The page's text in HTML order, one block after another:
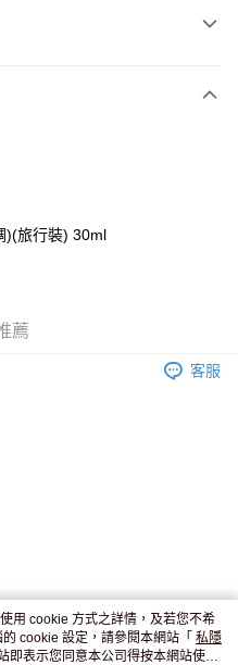
作天送達
)(旅行裝) 30ml
薦
客服
用 cookie 方式之詳情，及若您不希
cookie 設定，請參閱本網站「 私隱
即表示您同意本公司得按本網站使用